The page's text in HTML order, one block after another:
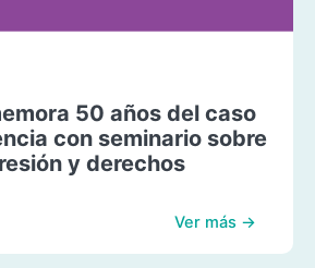
50 años del caso
con seminario sobre
y derechos
Ver más →